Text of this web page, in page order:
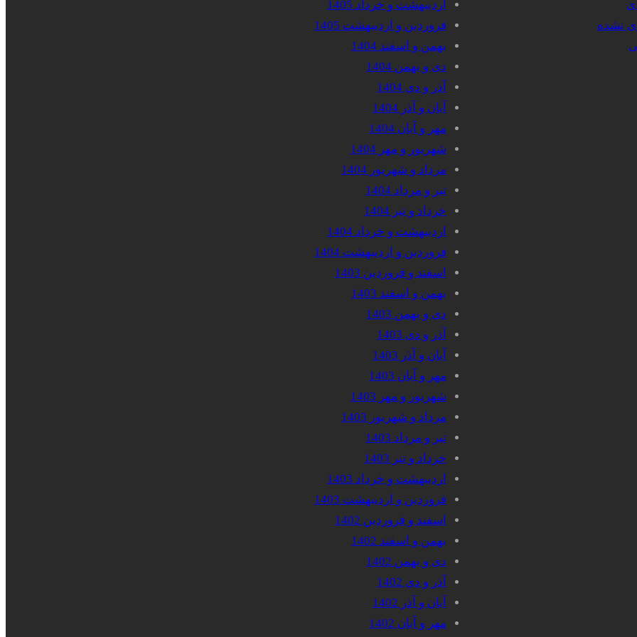
نشده
اردیبهشت و خرداد 1405
فروردین و اردیبهشت 1405
بهمن و اسفند 1404
دی و بهمن 1404
آذر و دی 1404
آبان و آذر 1404
مهر و آبان 1404
شهریور و مهر 1404
مرداد و شهریور 1404
تیر و مرداد 1404
خرداد و تیر 1404
اردیبهشت و خرداد 1404
فروردین و اردیبهشت 1404
اسفند و فروردین 1403
بهمن و اسفند 1403
دی و بهمن 1403
آذر و دی 1403
آبان و آذر 1403
مهر و آبان 1403
شهریور و مهر 1403
مرداد و شهریور 1403
تیر و مرداد 1403
خرداد و تیر 1403
اردیبهشت و خرداد 1403
فروردین و اردیبهشت 1403
اسفند و فروردین 1402
بهمن و اسفند 1402
دی و بهمن 1402
آذر و دی 1402
آبان و آذر 1402
مهر و آبان 1402